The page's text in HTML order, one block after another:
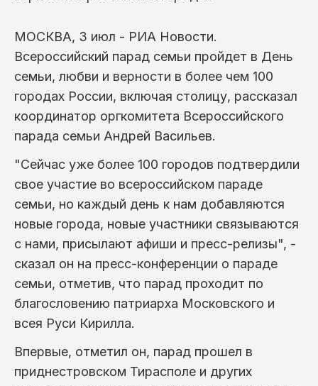
МОСКВА, 3 июл - РИА Новости.
Всероссийский парад семьи пройдет в День
семьи, любви и верности в более чем 100
городах России, включая столицу, рассказал
координатор оргкомитета Всероссийского
парада семьи Андрей Васильев.
"Сейчас уже более 100 городов подтвердили
свое участие во всероссийском параде
семьи, но каждый день к нам добавляются
новые города, новые участники связываются
с нами, присылают афиши и пресс-релизы", -
сказал он на пресс-конференции о параде
семьи, отметив, что парад проходит по
благословению патриарха Московского и
всея Руси Кирилла.
Впервые, отметил он, парад прошел в
приднестровском Тирасполе и других